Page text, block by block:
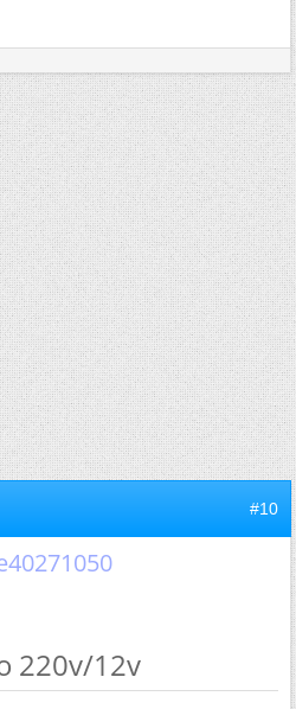
#10
220v/12v